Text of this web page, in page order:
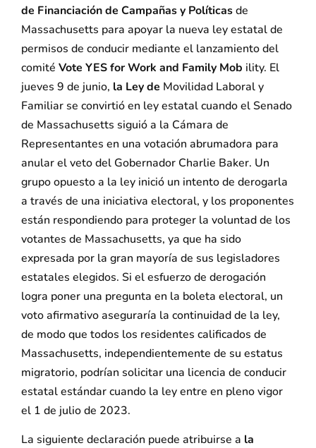
de Financiación de Campañas y Políticasde
Massachusetts para apoyar la nueva ley estatal de
permisos de conducir mediante el lanzamiento del
comité Vote YES for Work and Family Mob ility. El
jueves 9 de junio, la Ley de Movilidad Laboral y
Familiar se convirtió en ley estatal cuando el Senado
de Massachusetts siguió a la Cámara de
Representantes en una votación abrumadora para
anular el veto del Gobernador Charlie Baker. Un
grupo opuesto a la ley inició un intento de derogarla
a través de una iniciativa electoral, y los proponentes
están respondiendo para proteger la voluntad de los
votantes de Massachusetts, ya que ha sido
expresada por la gran mayoría de sus legisladores
estatales elegidos. Si el esfuerzo de derogación
logra poner una pregunta en la boleta electoral, un
voto afirmativo aseguraría la continuidad de la ley,
de modo que todos los residentes calificados de
Massachusetts, independientemente de su estatus
migratorio, podrían solicitar una licencia de conducir
estatal estándar cuando la ley entre en pleno vigor
el 1 de julio de 2023.
La siguiente declaración puede atribuirse a la